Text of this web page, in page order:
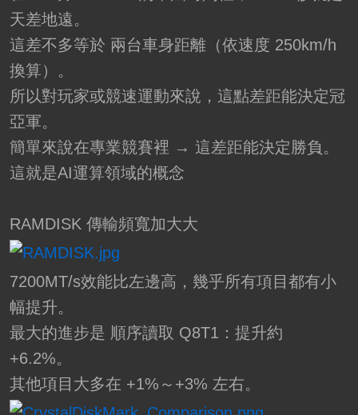
天差地遠。
這差不多等於 兩台車身距離（依速度 250km/h
換算）。
所以對玩家或競速運動來說，這點差距能決定冠
亞軍。
簡單來說在專業競賽裡 → 這差距能決定勝負。
這就是AI運算領域的概念
RAMDISK 傳輸頻寬加大大
7200MT/s效能比左邊高，幾乎所有項目都有小
幅提升。
最大的進步是 順序讀取 Q8T1：提升約
+6.2%。
其他項目大多在 +1%～+3% 左右。